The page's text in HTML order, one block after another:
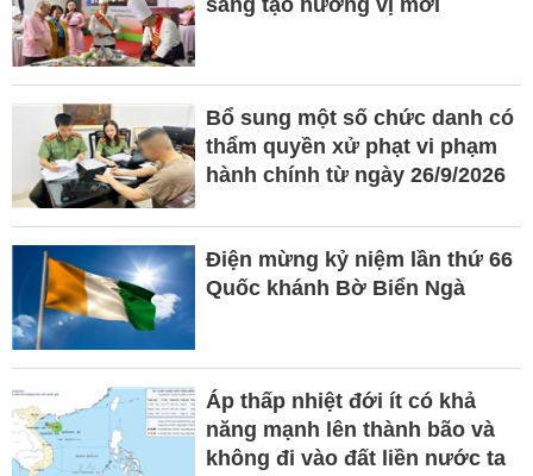
sáng tạo hương vị mới
Bổ sung một số chức danh có
thẩm quyền xử phạt vi phạm
hành chính từ ngày 26/9/2026
Điện mừng kỷ niệm lần thứ 66
Quốc khánh Bờ Biển Ngà
Áp thấp nhiệt đới ít có khả
năng mạnh lên thành bão và
không đi vào đất liền nước ta